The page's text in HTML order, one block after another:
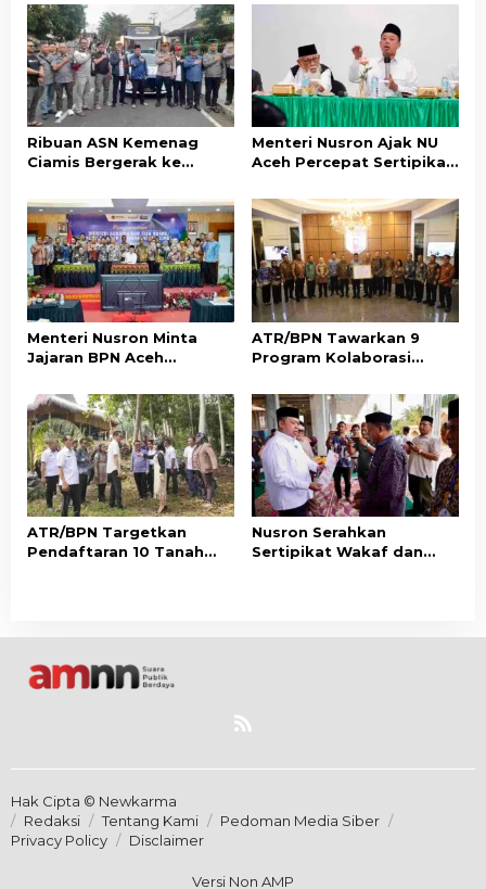
Ribuan ASN Kemenag
Ciamis Bergerak ke
Kebangsaan
Menteri Nusron Ajak NU
Aceh Percepat Sertipikasi
Kepastian Hukum Aset
Umat
Menteri Nusron Minta
Jajaran BPN Aceh
Layanan Pertanahan
Berbasis Kepuasan
Masyarakat
ATR/BPN Tawarkan 9
Program Kolaborasi
untuk Perkuat Layanan
Pertanahan
ATR/BPN Targetkan
Pendaftaran 10 Tanah
Nusron Serahkan
Sertipikat Wakaf dan
Hak Cipta © Newkarma
Redaksi
Tentang Kami
Pedoman Media Siber
Privacy Policy
Disclaimer
Versi Non AMP